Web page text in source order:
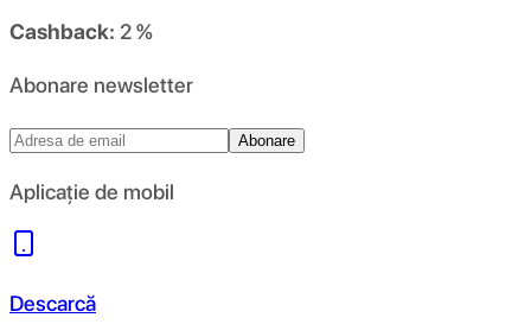
Cashback: 2 %
Abonare newsletter
Abonare
Aplicație de mobil
Descarcă